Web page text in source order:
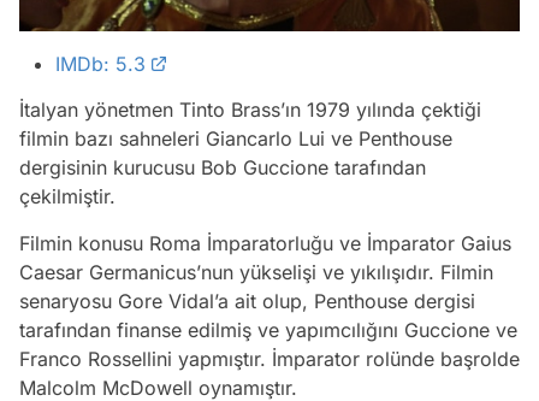
IMDb: 5.3
İtalyan yönetmen Tinto Brass’ın 1979 yılında çektiği
filmin bazı sahneleri Giancarlo Lui ve Penthouse
dergisinin kurucusu Bob Guccione tarafından
çekilmiştir.
Filmin konusu Roma İmparatorluğu ve İmparator Gaius
Caesar Germanicus’nun yükselişi ve yıkılışıdır. Filmin
senaryosu Gore Vidal’a ait olup, Penthouse dergisi
tarafından finanse edilmiş ve yapımcılığını Guccione ve
Franco Rossellini yapmıştır. İmparator rolünde başrolde
Malcolm McDowell oynamıştır.